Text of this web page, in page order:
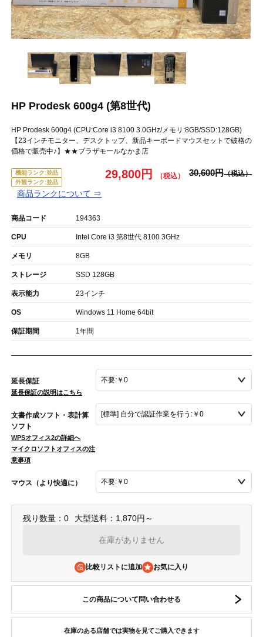
HP Prodesk 600g4 (第8世代)
HP Prodesk 600g4 (CPU:Core i3 8100 3.0GHz/メモリ:8GB/SSD:128GB)
【23インチモニター、デスクトップ、新品キーボードマウスセットで破格の
価格で販売中♪】★★プラザモールなかま店
機能ランク:並品
外観ランク:並品
商品ランクについて ⇒
29,800円 30,600円
商品コード 194363
CPU Intel Core i3 第8世代 8100 3GHz
メモリ 8GB
ストレージ SSD 128GB
表示能力 23インチ
OS Windows 11 Home 64bit
保証期間 1年間
延長保証
延長保証の説明はこちら
文書作成ソフト・表計算
ソフト
WPSオフィス2の詳細へ
マイクロソフトオフィスの注
意事項
マウス（より快適に）
残り数量：0 大型送料：1,870円～
在庫がありません
比較リストに追加
この商品について問い合わせる
在庫のある店舗では実物を見てご購入できます